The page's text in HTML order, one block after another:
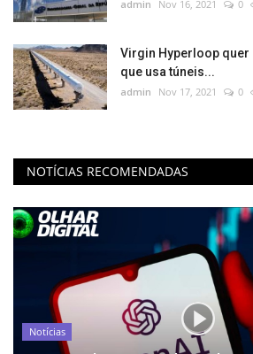
admin Nov 16, 2021 0
Virgin Hyperloop
que usa túneis...
admin Nov 17, 2021 0
NOTÍCIAS RECOMENDADAS
Notícias